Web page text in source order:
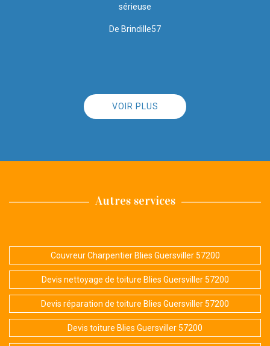
votre intervention, le résultat est top ????. Je recommande l
VOIR PLUS
Autres services
Couvreur Charpentier Blies Guersviller 57200
Devis nettoyage de toiture Blies Guersviller 57200
Devis réparation de toiture Blies Guersviller 57200
Devis toiture Blies Guersviller 57200